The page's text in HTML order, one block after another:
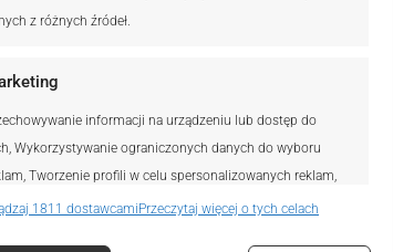
z różnych źródeł.
informacji na urządzeniu lub dostęp do
Wykorzystywanie ograniczonych danych do wyboru
Tworzenie profili w celu spersonalizowanych reklam,
profili do wyboru spersonalizowanych reklam,
1811 dostawcamiPrzeczytaj więcej o tych celach